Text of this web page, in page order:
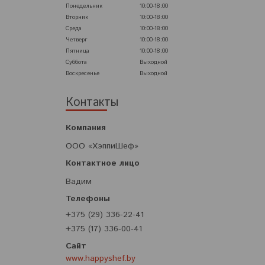
Понедельник
10:00-18:00
Вторник
10:00-18:00
Среда
10:00-18:00
Четверг
10:00-18:00
Пятница
10:00-18:00
Суббота
Выходной
Воскресенье
Выходной
Контакты
ООО «ХэппиШеф»
Вадим
+375 (29) 336-22-41
+375 (17) 336-00-41
www.happyshef.by